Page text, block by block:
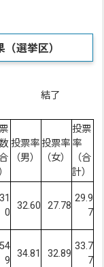
選挙区）
結了
投票率
（男）
投票率
（女）
投票
率
（合
計）
0
32.60 27.78
29.9
7
9
34.81 32.89
33.7
7